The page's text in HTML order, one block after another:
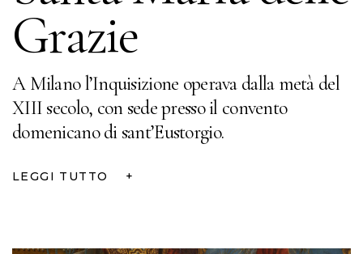
A Milano l’Inquisizione operava dalla metà del
XIII secolo, con sede presso il convento
domenicano di sant’Eustorgio.
LEGGI TUTTO +
Grazie